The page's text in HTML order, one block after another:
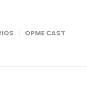
OPME CAST